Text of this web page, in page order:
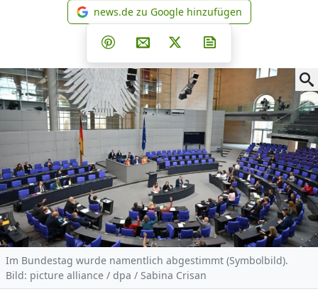
news.de zu Google
news.de zu Google hinzufügen
Teilen auf Facebook
Teilen auf Whatsapp
Teilen auf Telegram
Teilen auf Pinterest
Per E-Mail teilen
Post auf X
Im Bundestag wurde namentlich abgestimmt (Symbolbild).
Bild: picture alliance / dpa / Sabina Crisan